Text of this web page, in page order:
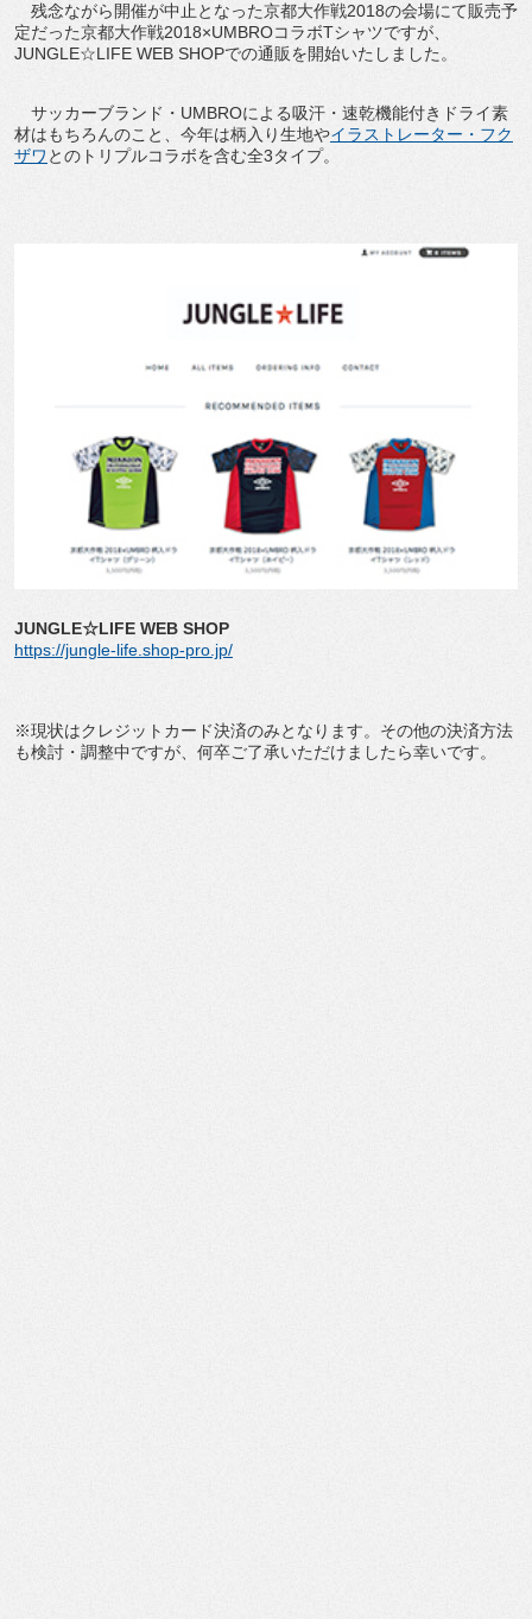
残念ながら開催が中止となった京都大作戦2018の会場にて販売予
定だった京都大作戦2018×UMBROコラボTシャツですが、
JUNGLE☆LIFE WEB SHOPでの通販を開始いたしました。
サッカーブランド・UMBROによる吸汗・速乾機能付きドライ素
材はもちろんのこと、今年は柄入り生地やイラストレーター・フク
ザワ とのトリプルコラボを含む全3タイプ。
JUNGLE☆LIFE WEB SHOP
https://jungle-life.shop-pro.jp/
※現状はクレジットカード決済のみとなります。その他の決済方法
も検討・調整中ですが、何卒ご了承いただけましたら幸いです。